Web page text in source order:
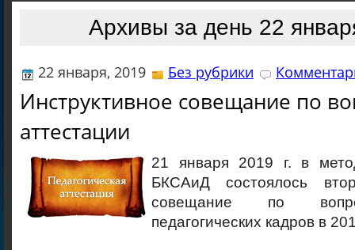
Архивы за день 22
22 января, 2019 Без рубрики
Инструктивное совещание по
аттестации
21 января 2019 г. в
БКСАиД состоялось
совещание по
педагогических кадров в